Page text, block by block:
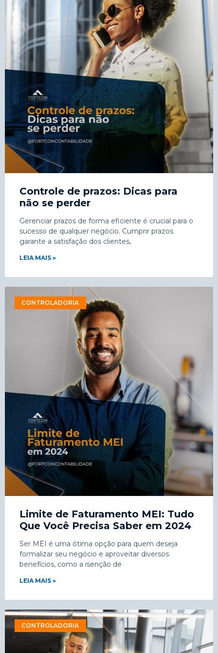
Controle de prazos: Dicas para
não se perder
Gerenciar prazos de forma eficiente é crucial para o
sucesso de qualquer negócio. Cumprir prazos
garante a satisfação dos clientes,
LEIA MAIS »
CONTROLADORIA
Limite de Faturamento MEI: Tudo
Que Você Precisa Saber em 2024
Ser MEI é uma ótima opção para quem deseja
formalizar seu negócio e aproveitar diversos
benefícios, como a isenção de
LEIA MAIS »
CONTROLADORIA